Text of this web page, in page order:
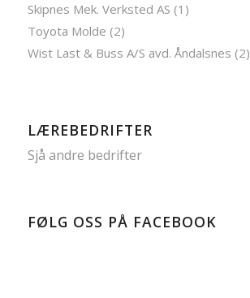
Skipnes Mek. Verksted AS (1)
Toyota Molde (2)
Wist Last & Buss A/S avd. Åndalsnes (2)
LÆREBEDRIFTER
Sjå andre bedrifter
FØLG OSS PÅ FACEBOOK